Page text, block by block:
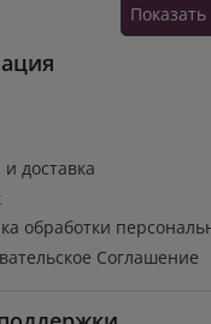
Показать
доставка
обработки
Соглашение